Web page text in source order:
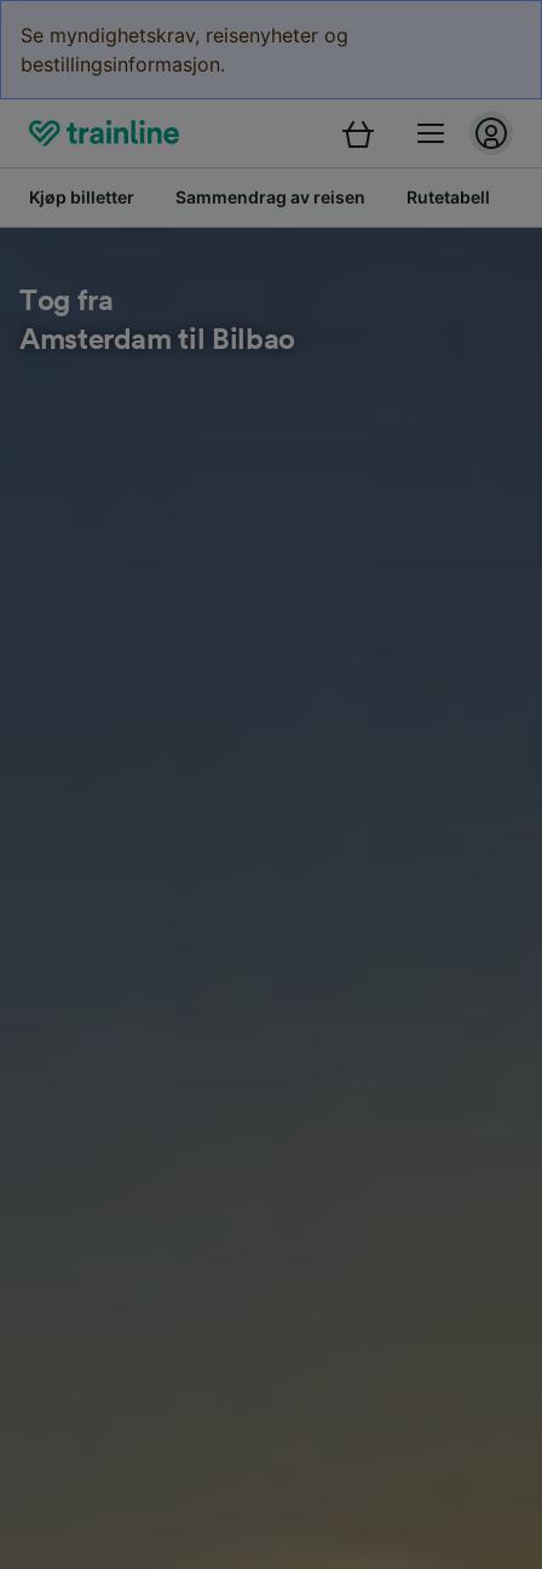
Se myndighetskrav, reisenyheter og
bestillingsinformasjon.
Kjøp billetter Sammendrag av reisen Rutetabell
Tog fra
Amsterdam til Bilbao